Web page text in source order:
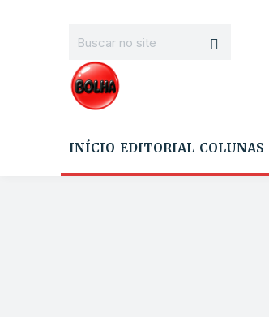
INÍCIO EDITORIAL COLUNAS